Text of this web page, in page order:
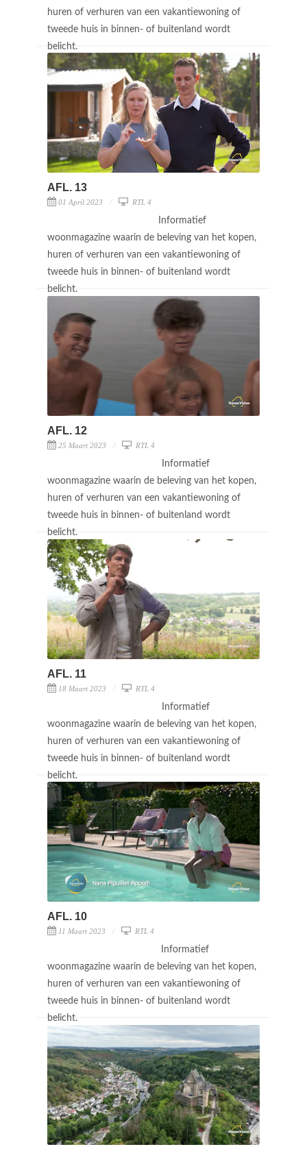
huren of verhuren van een vakantiewoning of
tweede huis in binnen- of buitenland wordt
belicht.
AFL. 13
01 April 2023 RTL 4
Informatief
woonmagazine waarin de beleving van het kopen,
huren of verhuren van een vakantiewoning of
tweede huis in binnen- of buitenland wordt
belicht.
AFL. 12
25 Maart 2023 RTL 4
Informatief
woonmagazine waarin de beleving van het kopen,
huren of verhuren van een vakantiewoning of
tweede huis in binnen- of buitenland wordt
belicht.
AFL. 11
18 Maart 2023 RTL 4
Informatief
woonmagazine waarin de beleving van het kopen,
huren of verhuren van een vakantiewoning of
tweede huis in binnen- of buitenland wordt
belicht.
AFL. 10
11 Maart 2023 RTL 4
Informatief
woonmagazine waarin de beleving van het kopen,
huren of verhuren van een vakantiewoning of
tweede huis in binnen- of buitenland wordt
belicht.